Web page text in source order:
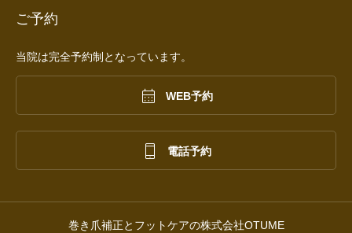
ご予約
当院は完全予約制となっています。
 WEB予約
 電話予約
巻き爪補正とフットケアの株式会社OTUME